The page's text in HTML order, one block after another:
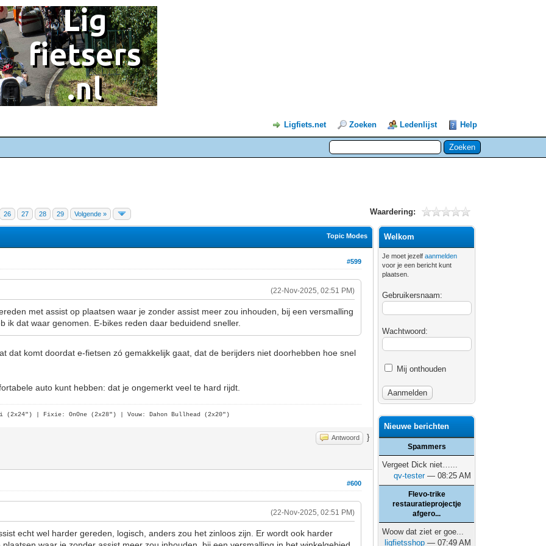
Ligfiets.net Zoeken Ledenlijst Help
26 27 28 29 Volgende » Waardering:
Topic Modes
#599
(22-Nov-2025, 02:51 PM)
met assist op plaatsen waar je zonder assist meer zou inhouden, bij een versmalling
ik dat waar genomen. E-bikes reden daar beduidend sneller.
dat komt doordat e-fietsen zó gemakkelijk gaat, dat de berijders niet doorhebben hoe snel
auto kunt hebben: dat je ongemerkt veel te hard rijdt.
(2x24") | Fixie: OnOne (2x28") | Vouw: Dahon Bullhead (2x20")
Antwoord }
#600
(22-Nov-2025, 02:51 PM)
echt wel harder gereden, logisch, anders zou het zinloos zijn. Er wordt ook harder
Welkom
Je moet jezelfaanmelden
voor je een bericht kunt
plaatsen.
Gebruikersnaam:
Wachtwoord:
Mij onthouden
Nieuwe berichten
Spammers
Vergeet Dick niet…...
qv-tester— 08:25 AM
Flevo-trike
restauratieprojectje
afgero...
Woow dat ziet er goe...
ligfietsshop — 07:49 AM